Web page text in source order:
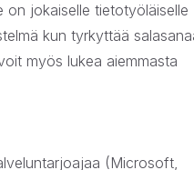
on jokaiselle tietotyöläiselle
kun tyrkyttää
myös lukea aiemmasta
(Microsoft,